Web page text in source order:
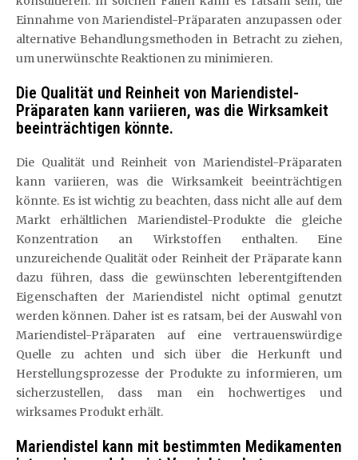
Einnahme von Mariendistel-Präparaten anzupassen oder
alternative Behandlungsmethoden in Betracht zu ziehen,
um unerwünschte Reaktionen zu minimieren.
Die Qualität und Reinheit von Mariendistel-
Präparaten kann variieren, was die Wirksamkeit
beeinträchtigen könnte.
Die Qualität und Reinheit von Mariendistel-Präparaten
kann variieren, was die Wirksamkeit beeinträchtigen
könnte. Es ist wichtig zu beachten, dass nicht alle auf dem
Markt erhältlichen Mariendistel-Produkte die gleiche
Konzentration an Wirkstoffen enthalten. Eine
unzureichende Qualität oder Reinheit der Präparate kann
dazu führen, dass die gewünschten leberentgiftenden
Eigenschaften der Mariendistel nicht optimal genutzt
werden können. Daher ist es ratsam, bei der Auswahl von
Mariendistel-Präparaten auf eine vertrauenswürdige
Quelle zu achten und sich über die Herkunft und
Herstellungsprozesse der Produkte zu informieren, um
sicherzustellen, dass man ein hochwertiges und
wirksames Produkt erhält.
Mariendistel kann mit bestimmten Medikamenten